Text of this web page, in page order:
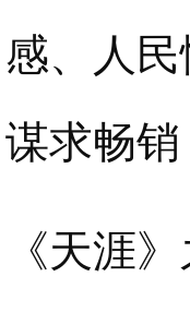
感、人
谋求畅
《天涯